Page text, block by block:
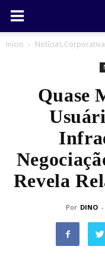
Início Notícias
Quase
Revela
Por DINO -